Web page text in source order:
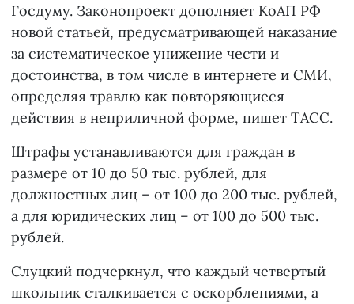
Госдуму. Законопроект дополняет КоАП РФ
новой статьей, предусматривающей наказание
за систематическое унижение чести и
достоинства, в том числе в интернете и СМИ,
определяя травлю как повторяющиеся
действия в неприличной форме, пишет ТАСС.
Штрафы устанавливаются для граждан в
размере от 10 до 50 тыс. рублей, для
должностных лиц – от 100 до 200 тыс. рублей,
а для юридических лиц – от 100 до 500 тыс.
рублей.
Слуцкий подчеркнул, что каждый четвертый
школьник сталкивается с оскорблениями, а